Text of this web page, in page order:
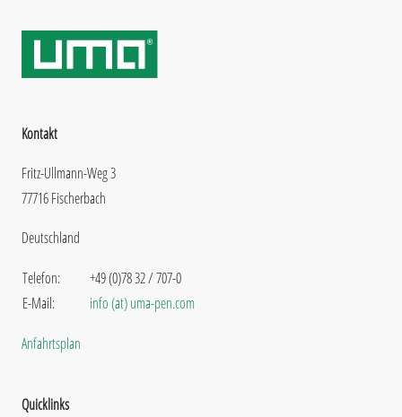
Kontakt
Fritz-Ullmann-Weg 3
77716 Fischerbach
Deutschland
Telefon:
E-Mail:
+49 (0)78 32 / 707-0
info (at) uma-pen.com
Anfahrtsplan
Quicklinks